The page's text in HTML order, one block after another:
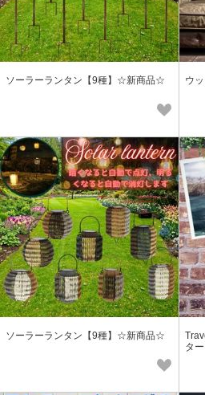
ソーラーランタン【9種】☆新商品☆ ウ
ソーラーランタン【9種】☆新商品☆
ター